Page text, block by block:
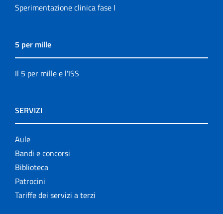
Sperimentazione clinica fase I
5 per mille
Il 5 per mille e l'ISS
SERVIZI
Aule
Bandi e concorsi
Biblioteca
Patrocini
Tariffe dei servizi a terzi